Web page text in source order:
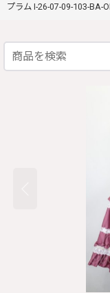
プラム I-26-07-09-103-BA-